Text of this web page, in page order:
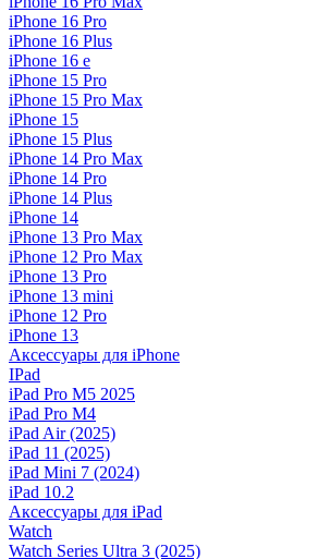
iPhone 16 Pro
iPhone 16 Plus
iPhone 16 e
iPhone 15 Pro
iPhone 15 Pro Max
iPhone 15
iPhone 15 Plus
iPhone 14 Pro Max
iPhone 14 Pro
iPhone 14 Plus
iPhone 14
iPhone 13 Pro Max
iPhone 12 Pro Max
iPhone 13 Pro
iPhone 13 mini
iPhone 12 Pro
iPhone 13
Аксессуары для iPhone
IPad
iPad Pro M5 2025
iPad Pro M4
iPad Air (2025)
iPad 11 (2025)
iPad Mini 7 (2024)
iPad 10.2
Аксессуары для iPad
Watch
Watch Series Ultra 3 (2025)